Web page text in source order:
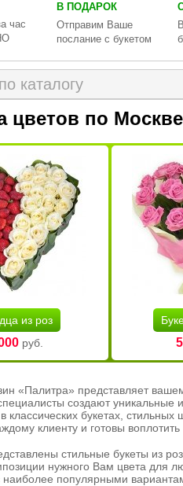
час
В ПОДАРОК
Отправим Ваше
послание с букетом
цветов по Москве
из роз
руб.
«Палитра» представляет
создают уникальные
в классических букетах,
клиенту и готовы
стильные букеты из
нужного Вам цвета для
наиболее популярными